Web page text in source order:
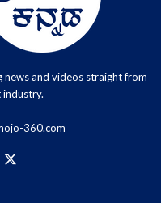
and videos straight from
360.com